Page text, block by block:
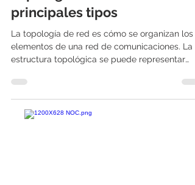
Topología de Red: conozca
principales tipos
La topología de red es cómo se organizan los
estructura topológica se puede representar
física o